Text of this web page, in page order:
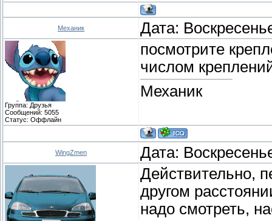
Механик Дата:
Группа: Друзья
Сообщений: 5055
Статус: Оффлайн
посмотрите
числом
Механик
WingZmen Дата:
Действительно,
другом
надо смотреть,